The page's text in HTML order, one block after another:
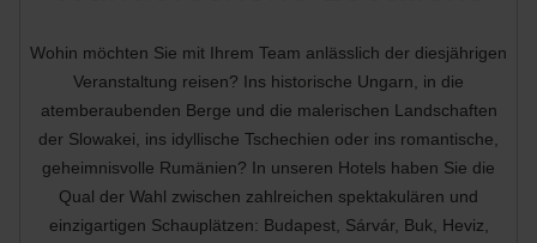
Wohin möchten Sie mit Ihrem Team anlässlich der diesjährigen
Veranstaltung reisen? Ins historische Ungarn, in die
atemberaubenden Berge und die malerischen Landschaften
der Slowakei, ins idyllische Tschechien oder ins romantische,
geheimnisvolle Rumänien? In unseren Hotels haben Sie die
Qual der Wahl zwischen zahlreichen spektakulären und
einzigartigen Schauplätzen: Budapest, Sárvár, Buk, Heviz,